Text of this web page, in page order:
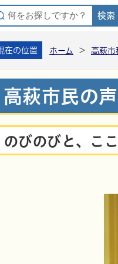
高萩市
在の位置 ホーム > 高萩市
高萩市民の
のびのびと、こ